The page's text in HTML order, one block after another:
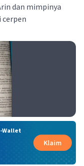
dan mimpinya
cerpen
Wallet
Klaim